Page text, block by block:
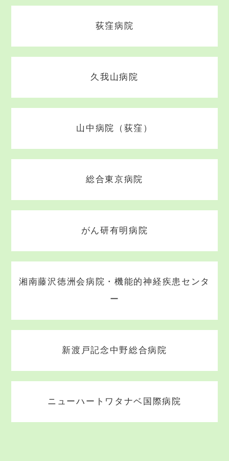
荻窪病院
久我山病院
山中病院（荻窪）
総合東京病院
がん研有明病院
湘南藤沢徳洲会病院・機能的神経疾患センタ
ー
新渡戸記念中野総合病院
ニューハートワタナベ国際病院